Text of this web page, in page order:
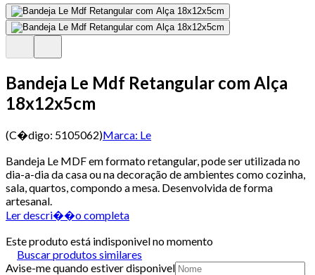
Bandeja Le Mdf Retangular com Alça
18x12x5cm
(C�digo: 5105062)Marca: Le
Bandeja Le MDF em formato retangular, pode ser utilizada no
dia-a-dia da casa ou na decoração de ambientes como cozinha,
sala, quartos, compondo a mesa. Desenvolvida de forma
artesanal.
Ler descri��o completa
Este produto está indisponivel no momento
Buscar produtos similares
Avise-me quando estiver disponivel